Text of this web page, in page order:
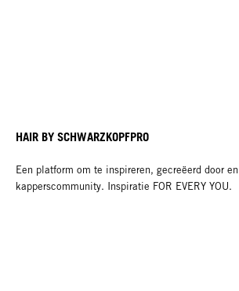
HAIR BY SCHWARZKOPFPRO
Een platform om te inspireren, gecreëerd door
kapperscommunity. Inspiratie FOR EVERY YOU.